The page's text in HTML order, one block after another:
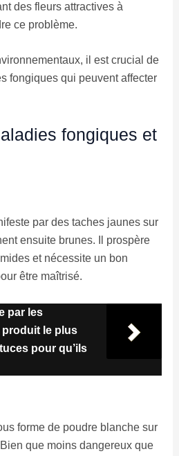
des fleurs attractives à
ce problème.
il est crucial de
fongiques qui peuvent affecter
fongiques et
par des taches jaunes sur
ensuite brunes. Il prospère
et nécessite un bon
être maîtrisé.
par les
le plus
pour qu’ils
forme de poudre blanche sur
que moins dangereux que